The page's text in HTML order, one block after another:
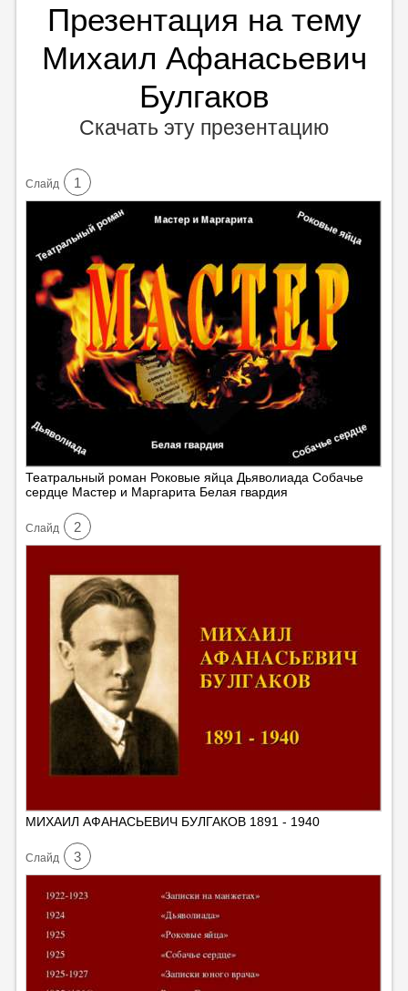
Презентация на тему
Михаил Афанасьевич
Булгаков
Скачать эту презентацию
Cлайд 1
Театральный роман Роковые яйца Дьяволиада Собачье
сердце Мастер и Маргарита Белая гвардия
Cлайд 2
МИХАИЛ АФАНАСЬЕВИЧ БУЛГАКОВ 1891 - 1940
Cлайд 3